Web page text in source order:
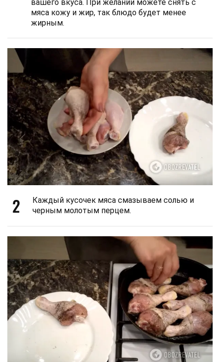
вашего вкуса. При желании можете снять с
мяса кожу и жир, так блюдо будет менее
жирным.
2
Каждый кусочек мяса смазываем солью и
черным молотым перцем.